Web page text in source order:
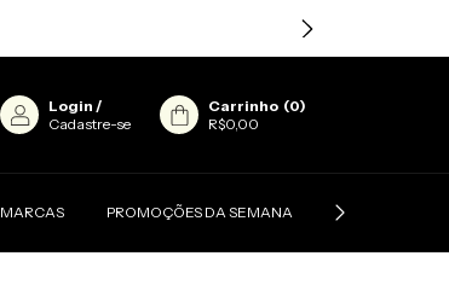
Login /
Cadastre-se
Carrinho (0)
R$0,00
MARCAS PROMOÇÕES DA SEMANA CONTATO